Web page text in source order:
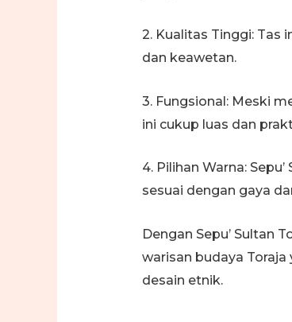
2. Kualitas Tinggi: Tas
dan keawetan.
3. Fungsional: Meski
ini cukup luas dan
4. Pilihan Warna:
sesuai dengan gaya
Dengan Sepu’ Sultan
warisan budaya
desain etnik.